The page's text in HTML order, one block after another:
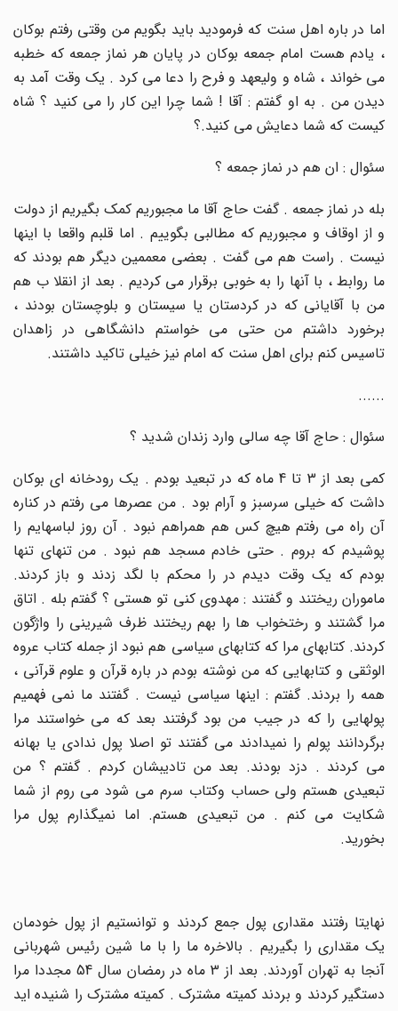
اما در باره اهل سنت که فرمودید باید بگویم من وقتی رفتم بوکان
، یادم هست امام جمعه بوکان در پایان هر نماز جمعه که خطبه
می خواند ، شاه و ولیعهد و فرح را دعا می کرد . یک وقت آمد به
دیدن من . به او گفتم : آقا ! شما چرا این کار را می کنید ؟ شاه
کیست که شما دعایش می کنید.؟
سئوال : ان هم در نماز جمعه ؟
بله در نماز جمعه . گفت حاج آقا ما مجبوریم کمک بگیریم از دولت
و از اوقاف و مجبوریم که مطالبی بگوییم . اما قلبم واقعا با اینها
نیست . راست هم می گفت . بعضی معممین دیگر هم بودند که
ما روابط ، با آنها را به خوبی برقرار می کردیم . بعد از انقلا ب هم
من با آقایانی که در کردستان یا سیستان و بلوچستان بودند ،
برخورد داشتم من حتی می خواستم دانشگاهی در زاهدان
تاسیس کنم برای اهل سنت که امام نیز خیلی تاکید داشتند.
......
سئوال : حاج آقا چه سالی وارد زندان شدید ؟
کمی بعد از 3 تا 4 ماه که در تبعید بودم . یک رودخانه ای بوکان
داشت که خیلی سرسبز و آرام بود . من عصرها می رفتم در کناره
آن راه می رفتم هیچ کس هم همراهم نبود . آن روز لباسهایم را
پوشیدم که بروم . حتی خادم مسجد هم نبود . من تنهای تنها
بودم که یک وقت دیدم در را محکم با لگد زدند و باز کردند.
ماموران ریختند و گفتند : مهدوی کنی تو هستی ؟ گفتم بله . اتاق
مرا گشتند و رختخواب ها را بهم ریختند ظرف شیرینی را واژگون
کردند. کتابهای مرا که کتابهای سیاسی هم نبود از جمله کتاب عروه
الوثقی و کتابهایی که من نوشته بودم در باره قرآن و علوم قرآنی ،
همه را بردند. گفتم : اینها سیاسی نیست . گفتند ما نمی فهمیم
پولهایی را که در جیب من بود گرفتند بعد که می خواستند مرا
برگردانند پولم را نمیدادند می گفتند تو اصلا پول ندادی یا بهانه
می کردند . دزد بودند. بعد من تادیبشان کردم . گفتم ؟ من
تبعیدی هستم ولی حساب وکتاب سرم می شود می روم از شما
شکایت می کنم . من تبعیدی هستم. اما نمیگذارم پول مرا
بخورید.
نهایتا رفتند مقداری پول جمع کردند و توانستیم از پول خودمان
یک مقداری را بگیریم . بالاخره ما را با ما شین رئیس شهربانی
آنجا به تهران آوردند. بعد از 3 ماه در رمضان سال 54 مجددا مرا
دستگیر کردند و بردند کمیته مشترک . کمیته مشترک را شنیده اید